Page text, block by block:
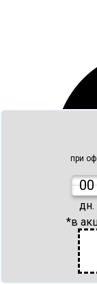
при
00
дн.
*в